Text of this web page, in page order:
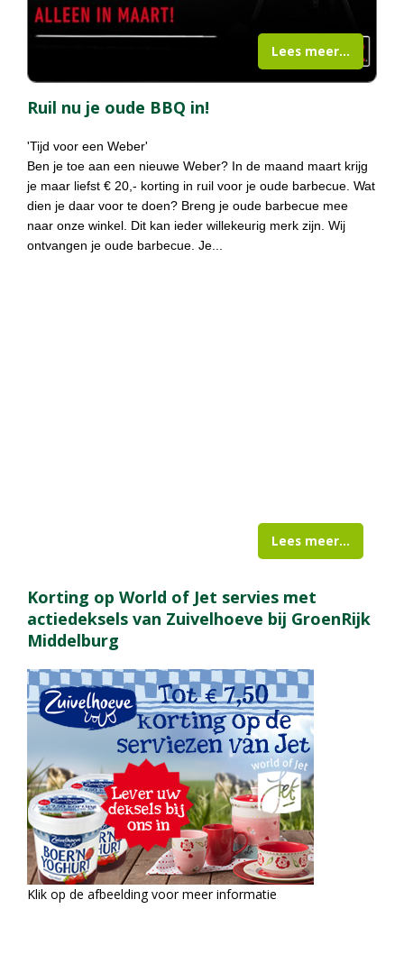
Ruil nu je oude BBQ in!
'Tijd voor een Weber'
Ben je toe aan een nieuwe Weber? In de maand maart krijg
je maar liefst € 20,- korting in ruil voor je oude barbecue. Wat
dien je daar voor te doen? Breng je oude barbecue mee
naar onze winkel. Dit kan ieder willekeurig merk zijn. Wij
ontvangen je oude barbecue. Je
Lees meer...
Korting op World of Jet servies met
actiedeksels van Zuivelhoeve bij GroenRijk
Middelburg
Klik op de afbeelding voor meer informatie
Lees meer...